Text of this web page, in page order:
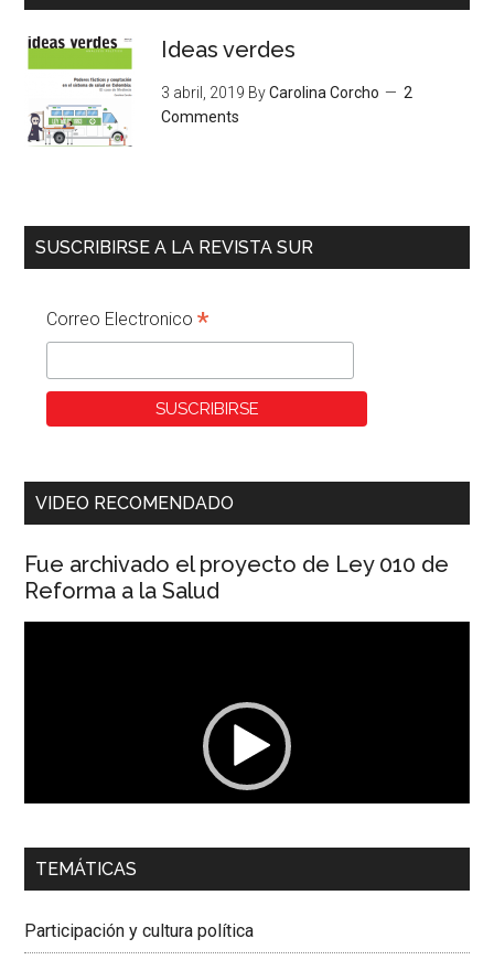
Ideas verdes
3 abril, 2019 ByCarolina Corcho
2
Comments
SUSCRIBIRSE A LA REVISTA SUR
Correo Electronico*
VIDEO RECOMENDADO
Fue archivado el proyecto de Ley 010 de
Reforma a la Salud
00:00 01:04
Dra. Carolina Corcho Mejía,Presidenta Corporación
Colombiana
TEMÁTICAS
Participación y cultura política